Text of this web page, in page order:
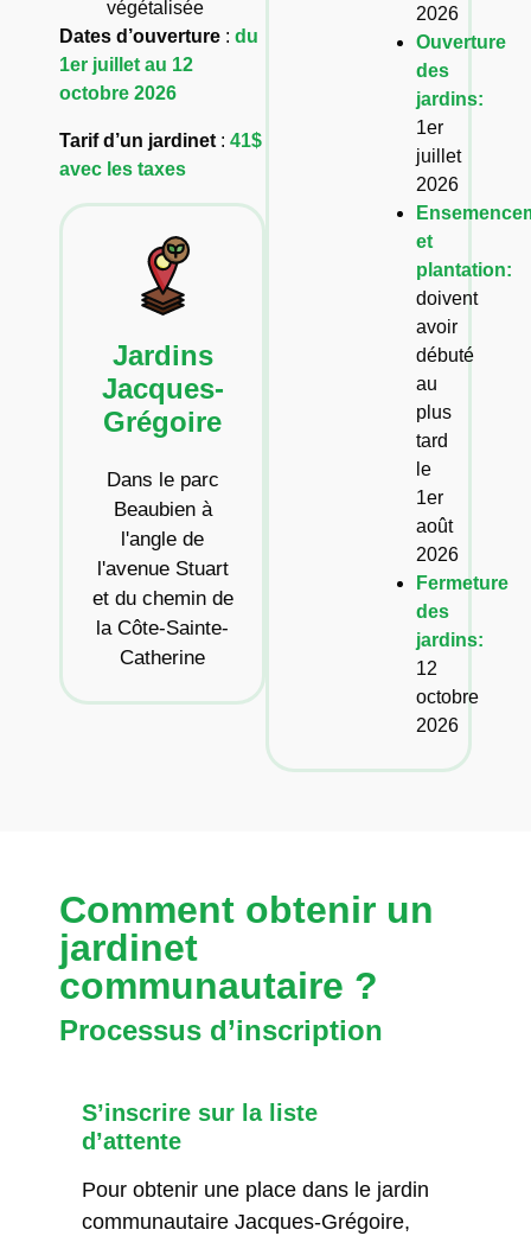
végétalisée
Dates d’ouverture : du
1er juillet au 12
octobre 2026
Tarif d’un jardinet: 41$
avec les taxes
Jardins
Jacques-
Grégoire
Dans le parc
Beaubien à
l'angle de
l'avenue Stuart
et du chemin de
la Côte-Sainte-
Catherine
2026
Ouverture
des
jardins:
1er
juillet
2026
et
plantation:
doivent
avoir
débuté
au
plus
tard
le
1er
août
2026
Fermeture
des
jardins:
12
octobre
2026
Comment obtenir un
jardinet
communautaire ?
Processus d’inscription
S’inscrire sur la liste
d’attente
Pour obtenir une place dans le jardin
communautaire Jacques-Grégoire,